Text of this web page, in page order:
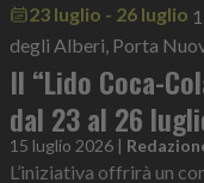
23 luglio - 26 luglio
degli Alberi, Porta
Il “Lido Coca-
dal 23 al 26
15 luglio 2026 |
L’iniziativa offrirà un